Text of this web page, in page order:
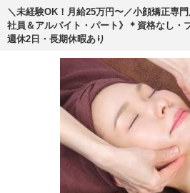
＼未経験OK！月給25万円〜／小顔矯正専
社員＆アルバイト・パート》＊資格なし
週休2日・長期休暇あり